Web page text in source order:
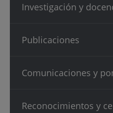
Investigación y
Publicaciones
Comunicaciones y
Reconocimientos y